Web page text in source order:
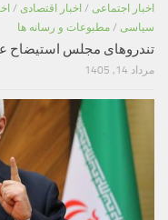
اخبار اجتماعی / اخبار اقتصادی /
سیاسی / مطبوعات و رسانه ها
تندروهای مجلس استیضاح
مرداد 14, 1405